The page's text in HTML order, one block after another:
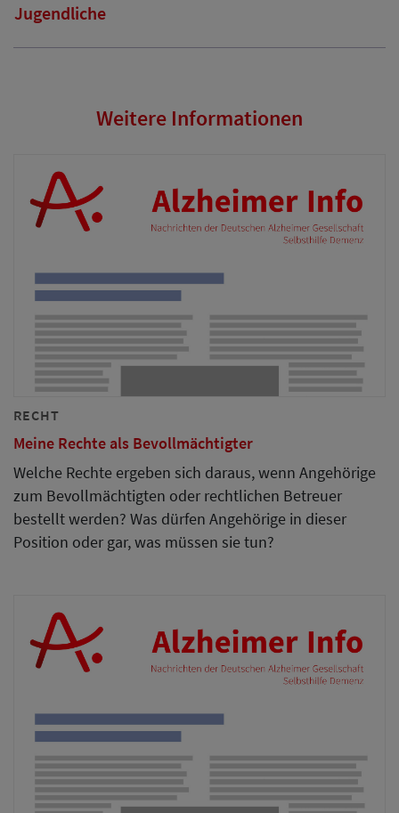
Jugendliche
Weitere Informationen
RECHT
Meine Rechte als Bevollmächtigter
Welche Rechte ergeben sich daraus, wenn Angehörige
zum Bevollmächtigten oder rechtlichen Betreuer
bestellt werden? Was dürfen Angehörige in dieser
Position oder gar, was müssen sie tun?